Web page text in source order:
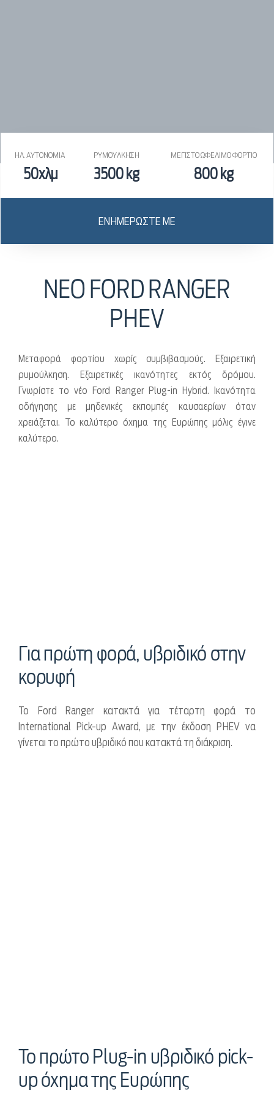
ΗΛ. ΑΥΤΟΝΟΜΙΑ ΡΥΜΟΥΛΚΗΣΗ ΜΕΓΙΣΤΟ ΩΦΕΛΙΜΟ ΦΟΡΤΙΟ
50χλμ 3500 kg 800 kg
ΕΝΗΜΕΡΩΣΤΕ ΜΕ
ΝΕΟ FORD RANGER
PHEV
Μεταφορά φορτίου χωρίς συμβιβασμούς. Εξαιρετική
ρυμούλκηση. Εξαιρετικές ικανότητες εκτός δρόμου.
Γνωρίστε το νέο Ford Ranger Plug-in Hybrid. Ικανότητα
οδήγησης με μηδενικές εκπομπές καυσαερίων όταν
χρειάζεται. Το καλύτερο όχημα της Ευρώπης μόλις έγινε
καλύτερο.
Για πρώτη φορά, υβριδικό στην
κορυφή
Το Ford Ranger κατακτά για τέταρτη φορά το
International Pick-up Award, με την έκδοση PHEV να
γίνεται το πρώτο υβριδικό που κατακτά τη διάκριση.
Το πρώτο Plug-in υβριδικό pick-
up όχημα της Ευρώπης